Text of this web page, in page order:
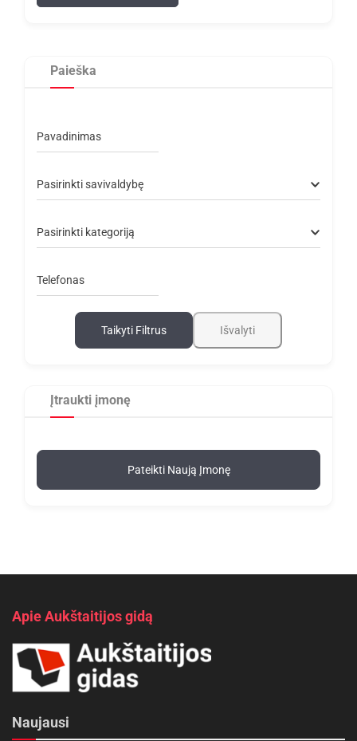
Paieška
Pavadinimas
Pasirinkti savivaldybę
Pasirinkti kategoriją
Telefonas
Taikyti Filtrus Išvalyti
Įtraukti įmonę
Pateikti Naują Įmonę
Apie Aukštaitijos gidą
Naujausi